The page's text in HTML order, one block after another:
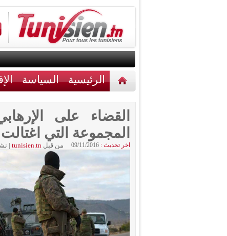
الرئيسية السياسة
القضاء على
المجموعة التي
اخر تحديث : 09/11/2016 من قبلtunisien.tn
|